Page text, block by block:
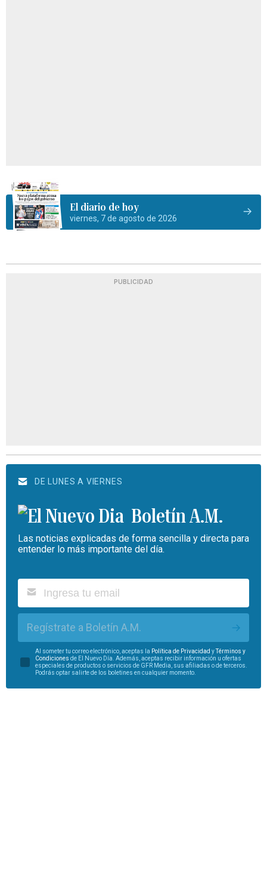
El diario de hoy
viernes, 7 de agosto de 2026
PUBLICIDAD
DE LUNES A VIERNES
Boletín A.M.
Las noticias explicadas de forma sencilla y directa para
entender lo más importante del día.
Regístrate a Boletín A.M.
Al someter tu correo electrónico, aceptas la Política de Privacidad y
Términos y
Condiciones de El Nuevo Día. Además, aceptas recibir información u ofertas
especiales de productos o servicios de GFR Media, sus afiliadas o de terceros.
Podrás optar salirte de los boletines en cualquier momento.